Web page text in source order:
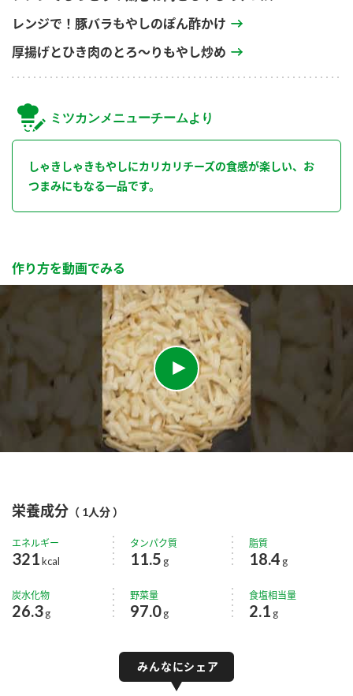
レンジで！豚バラもやしのぽん酢かけ
厚揚げとひき肉のとろ～りもやし炒め
ミツカンメニューチームより
しゃきしゃきもやしにカリカリチーズの食感が楽しい、お
つまみにもなる一品です。
作り方を動画でみる
栄養成分 （ 1人分 ）
エネルギー
321kcal
タンパク質
11.5 g
脂質
18.4 g
炭水化物
26.3g
野菜量
97.0g
食塩相当量
2.1 g